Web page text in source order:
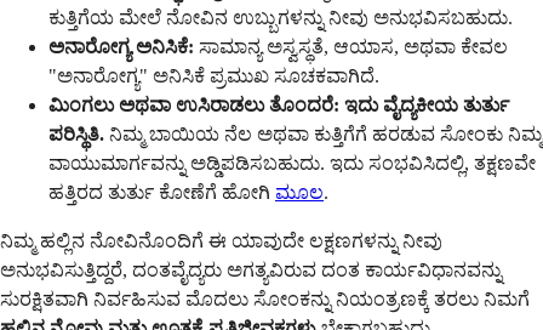
ಕುತ್ತಿಗೆಯ ಮೇಲೆ ನೋವಿನ ಉಬ್ಬುಗಳನ್ನು ನೀವು ಅನುಭವಿಸಬಹುದು.
ಅನಾರೋಗ್ಯ ಅನಿಸಿಕೆ: ಸಾಮಾನ್ಯ ಅಸ್ವಸ್ಥತೆ, ಆಯಾಸ, ಅಥವಾ ಕೇವಲ
"ಅನಾರೋಗ್ಯ" ಅನಿಸಿಕೆ ಪ್ರಮುಖ ಸೂಚಕವಾಗಿದೆ.
ಮಿಂಗಲು ಅಥವಾ ಉಸಿರಾಡಲು ತೊಂದರೆ: ಇದು ವೈದ್ಯಕೀಯ ತುರ್ತು
ಪರಿಸ್ಥಿತಿ. ನಿಮ್ಮ ಬಾಯಿಯ ನೆಲ ಅಥವಾ ಕುತ್ತಿಗೆಗೆ ಹರಡುವ ಸೋಂಕು ನಿಮ್ಮ
ವಾಯುಮಾರ್ಗವನ್ನು ಅಡ್ಡಿಪಡಿಸಬಹುದು. ಇದು ಸಂಭವಿಸಿದಲ್ಲಿ, ತಕ್ಷಣವೇ
ಹತ್ತಿರದ ತುರ್ತು ಕೋಣೆಗೆ ಹೋಗಿ ಮೂಲ.
ನಿಮ್ಮ ಹಲ್ಲಿನ ನೋವಿನೊಂದಿಗೆ ಈ ಯಾವುದೇ ಲಕ್ಷಣಗಳನ್ನು ನೀವು
ಅನುಭವಿಸುತ್ತಿದ್ದರೆ, ದಂತವೈದ್ಯರು ಅಗತ್ಯವಿರುವ ದಂತ ಕಾರ್ಯವಿಧಾನವನ್ನು
ಸುರಕ್ಷಿತವಾಗಿ ನಿರ್ವಹಿಸುವ ಮೊದಲು ಸೋಂಕನ್ನು ನಿಯಂತ್ರಣಕ್ಕೆ ತರಲು ನಿಮಗೆ